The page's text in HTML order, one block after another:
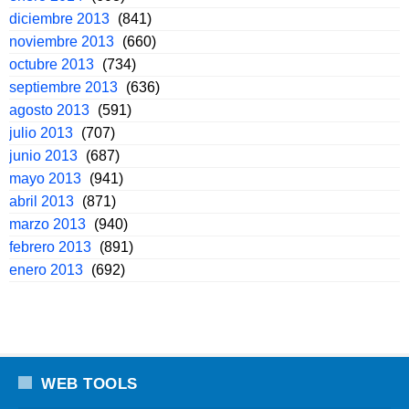
diciembre 2013 (841)
noviembre 2013 (660)
octubre 2013 (734)
septiembre 2013 (636)
agosto 2013 (591)
julio 2013 (707)
junio 2013 (687)
mayo 2013 (941)
abril 2013 (871)
marzo 2013 (940)
febrero 2013 (891)
enero 2013 (692)
WEB TOOLS